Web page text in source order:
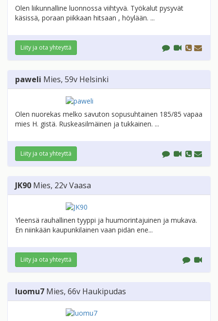
Olen liikunnalline luonnossa viihtyvä. Työkalut pysyvät
käsissä, poraan piikkaan hitsaan , höylään. ...
Liity ja ota yhteyttä
paweli Mies, 59v Helsinki
Olen nuorekas melko savuton sopusuhtainen 185/85 vapaa
mies H. gistä. Ruskeasilmäinen ja tukkainen. ...
Liity ja ota yhteyttä
JK90 Mies, 22vVaasa
Yleensä rauhallinen tyyppi ja huumorintajuinen ja mukava.
En niinkään kaupunkilainen vaan pidän ene...
Liity ja ota yhteyttä
luomu7 Mies, 66v Haukipudas